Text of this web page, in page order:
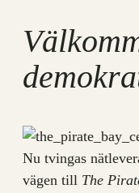
Nu tvingas
vägen till The